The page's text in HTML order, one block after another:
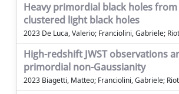
Heavy primordial black holes
clustered light black holes
2023 De Luca, Valerio; Franciolini, Gabriele;
High-redshift JWST observations
primordial non-Gaussianity
2023 Biagetti, Matteo; Franciolini, Gabriele;